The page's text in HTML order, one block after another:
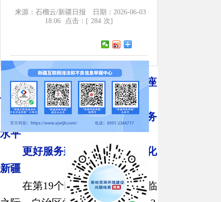
来源：石榴云/新疆日报
日期：2026-06-03
18:06
点击：[ 284 次]
陈小江在自治区档案馆调研座
谈
持续提高档案工作质量和服务
水平
更好服务建设社会主义现代化
新疆
在第19个国际档案日即将来临